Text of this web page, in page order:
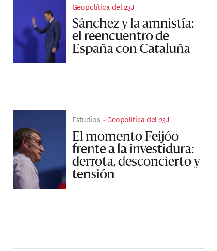
Geopolítica del 23J
Sánchez y la amnistía:
el reencuentro de
España con Cataluña
Estudios Geopolítica del 23J
El momento Feijóo
frente a la investidura:
derrota, desconcierto y
tensión